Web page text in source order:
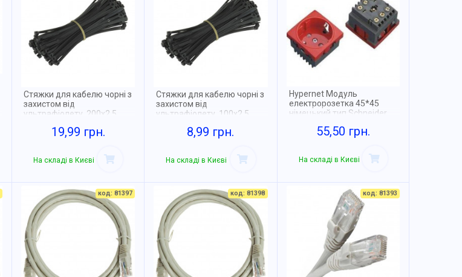
Стяжки для кабелю чорні з
захистом від
ультрафіолету, 200x2.5,
19,99 грн.
На складі в Києві
Стяжки для кабелю чорні з
захистом від
ультрафіолету, 100x2.5,
8,99 грн.
На складі в Києві
Hypernet Модуль
електророзетка 45*45
німецький тип Schneider
55,50 грн.
На складі в Києві
код: 81397 код: 81398 код: 81393